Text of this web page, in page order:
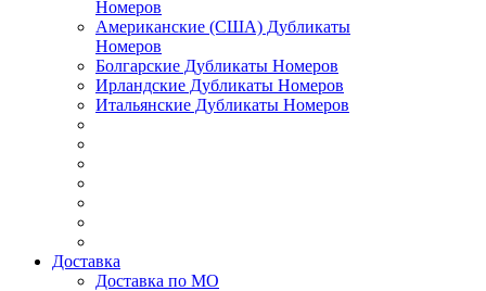
Номеров
Американские (США) Дубликаты
Номеров
Болгарские Дубликаты Номеров
Ирландские Дубликаты Номеров
Итальянские Дубликаты Номеров
Доставка
Доставка по МО